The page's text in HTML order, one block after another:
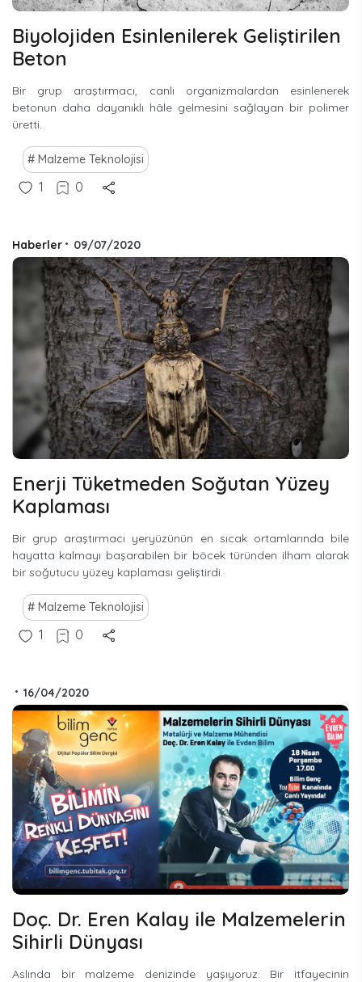
Biyolojiden Esinlenilerek Geliştirilen
Beton
Bir grup araştırmacı, canlı organizmalardan esinlenerek
betonun daha dayanıklı hâle gelmesini sağlayan bir polimer
üretti.
Malzeme Teknolojisi
1 0
Haberler • 09/07/2020
Enerji Tüketmeden Soğutan Yüzey
Kaplaması
Bir grup araştırmacı yeryüzünün en sıcak ortamlarında bile
hayatta kalmayı başarabilen bir böcek türünden ilham alarak
bir soğutucu yüzey kaplaması geliştirdi.
Malzeme Teknolojisi
1 0
• 16/04/2020
Doç. Dr. Eren Kalay ile Malzemelerin
Sihirli Dünyası
Aslında bir malzeme denizinde yaşıyoruz. Bir itfayecinin